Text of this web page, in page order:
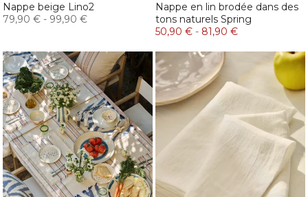
Nappe beige Lino2
79,90 € - 99,90 €
Nappe en lin brodée dans des
tons naturels Spring
50,90 € - 81,90 €